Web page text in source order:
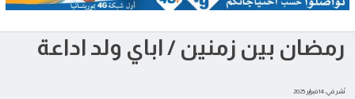
رمضان بين زمنين / اباي ولد اداعة
نُشر في: 14 فبراير 2025